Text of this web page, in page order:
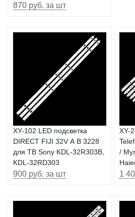
870 руб. за шт
XY-102 LЕD подсветка
DIRЕСТ FIJI 32V А В 3228
для ТВ Sony KDL-32R303B,
KDL-32RD303
900 руб. за шт
XY-
/
1